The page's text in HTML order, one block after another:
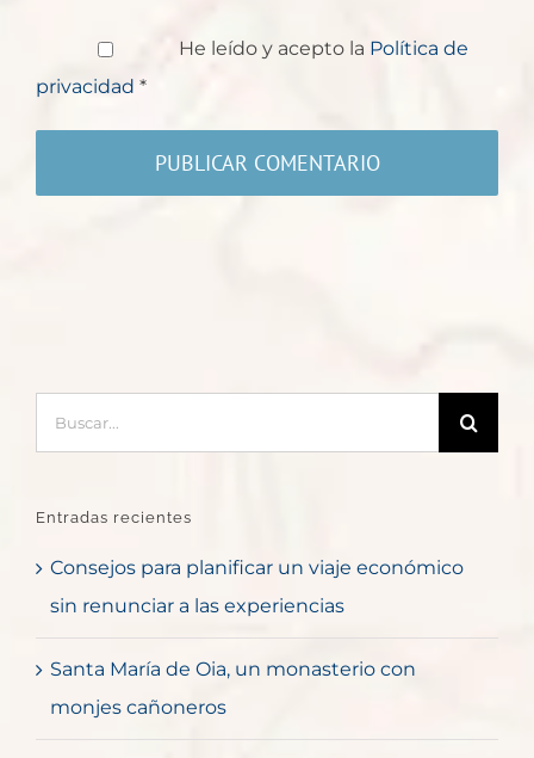
He leído y acepto la Política de
privacidad *
Entradas recientes
Consejos para planificar un viaje económico
sin renunciar a las experiencias
Santa María de Oia, un monasterio con
monjes cañoneros